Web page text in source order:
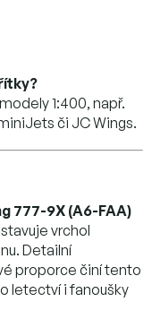
1:400, např.
či JC Wings.
777-9X (A6-FAA)
vrchol
Detailní
proporce činí tento
letectví i fanoušky